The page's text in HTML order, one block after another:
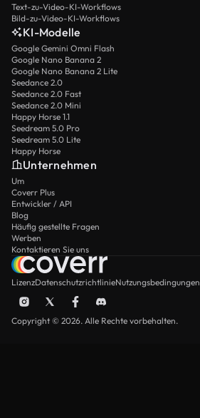
Text-zu-Video-KI-Workflows
Bild-zu-Video-KI-Workflows
KI-Modelle
Google Gemini Omni Flash
Google Nano Banana 2
Google Nano Banana 2 Lite
Seedance 2.0
Seedance 2.0 Fast
Seedance 2.0 Mini
Happy Horse 1.1
Seedream 5.0 Pro
Seedream 5.0 Lite
Happy Horse
Unternehmen
Um
Coverr Plus
Entwickler / API
Blog
Häufig gestellte Fragen
Werben
Kontaktieren Sie uns
LizenzDatenschutzrichtlinieNutzungsbedingungen
Copyright © 2026. Alle Rechte vorbehalten.